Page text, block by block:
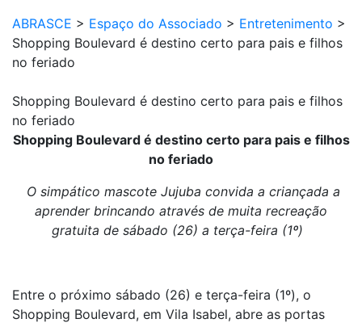
ABRASCE > Espaço do Associado > Entretenimento >
Shopping Boulevard é destino certo para pais e filhos
no feriado
Shopping Boulevard é destino certo para pais e filhos
no feriado
Shopping Boulevard é destino certo para pais e filhos
no feriado
O simpático mascote Jujuba convida a criançada a
aprender brincando através de muita recreação
gratuita de sábado (26) a terça-feira (1º)
Entre o próximo sábado (26) e terça-feira (1º), o
Shopping Boulevard, em Vila Isabel, abre as portas